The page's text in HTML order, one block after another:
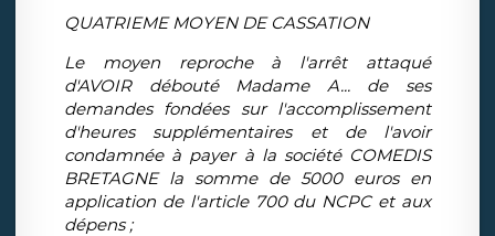
QUATRIEME MOYEN DE CASSATION
Le moyen reproche à l'arrêt attaqué
d'AVOIR débouté Madame A... de ses
demandes fondées sur l'accomplissement
d'heures supplémentaires et de l'avoir
condamnée à payer à la société COMEDIS
BRETAGNE la somme de 5000 euros en
application de l'article 700 du NCPC et aux
dépens ;